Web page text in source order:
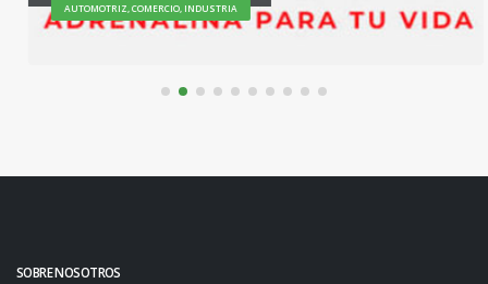
AUTOMOTRIZ, COMERCIO, INDUSTRIA
SOBRE NOSOTROS